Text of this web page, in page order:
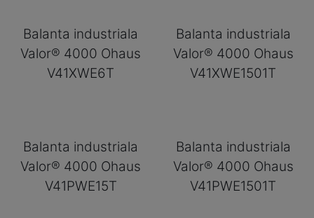
Balanta industriala
Valor® 4000 Ohaus
V41XWE6T
Balanta industriala
Valor® 4000 Ohaus
V41XWE1501T
Balanta industriala
Valor® 4000 Ohaus
V41PWE15T
Balanta industriala
Valor® 4000 Ohaus
V41PWE1501T